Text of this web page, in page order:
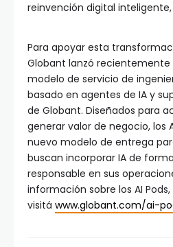
reinvención digital
Para apoyar esta
Globant lanzó recientemente
modelo de servicio de
basado en agentes de IA y
de Globant. Diseñados para
generar valor de negocio, los
nuevo modelo de entrega
buscan incorporar IA de
responsable en sus
información sobre los AI Pods,
visitá www.globant.com/ai-